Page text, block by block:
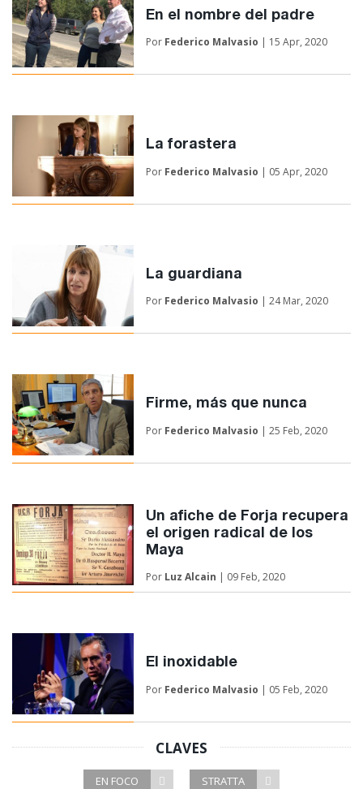
En el nombre del padre
Por Federico Malvasio | 15 Apr, 2020
La forastera
Por Federico Malvasio | 05 Apr, 2020
La guardiana
Por Federico Malvasio | 24 Mar, 2020
Firme, más que nunca
Por Federico Malvasio | 25 Feb, 2020
Un afiche de Forja recupera
el origen radical de los
Maya
Por Luz Alcain | 09 Feb, 2020
El inoxidable
Por Federico Malvasio | 05 Feb, 2020
CLAVES
EN FOCO STRATTA